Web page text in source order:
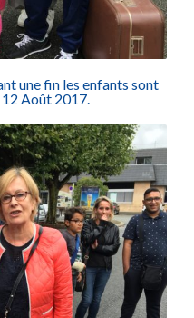
une fin les enfants sont
Août 2017.